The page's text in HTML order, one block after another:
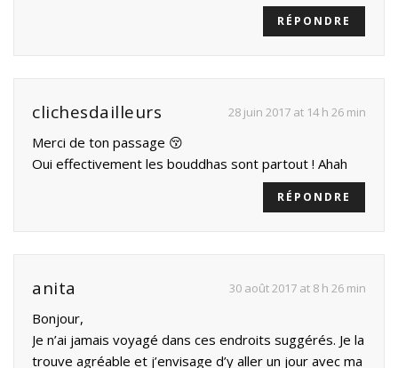
RÉPONDRE
clichesdailleurs 28 juin 2017 at 14 h 26 min
Merci de ton passage 😚
Oui effectivement les bouddhas sont partout ! Ahah
RÉPONDRE
anita 30 août 2017 at 8 h 26 min
Bonjour,
Je n’ai jamais voyagé dans ces endroits suggérés. Je la
trouve agréable et j’envisage d’y aller un jour avec ma